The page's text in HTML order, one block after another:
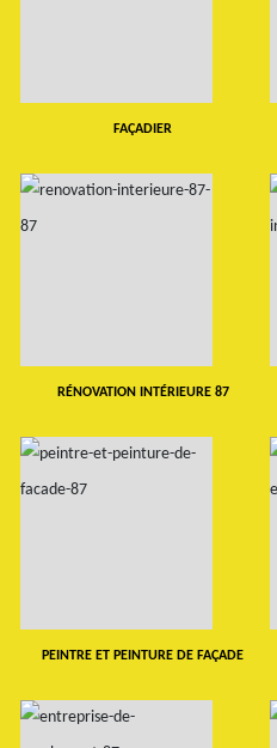
FAÇADIER
RÉNOVATION INTÉRIEURE 87
PEINTRE ET PEINTURE DE FAÇADE